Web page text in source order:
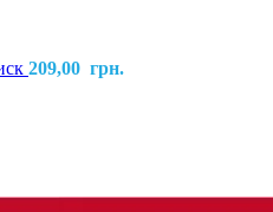
209,00 грн.